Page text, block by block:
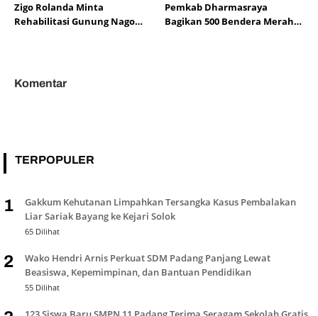
Zigo Rolanda Minta
Rehabilitasi Gunung Nago
Pemkab Dharmasraya
Bagikan 500 Bendera Merah
Komentar
TERPOPULER
1
Gakkum Kehutanan Limpahkan Tersangka Kasus Pembalakan
Liar Sariak Bayang ke Kejari Solok
65 Dilihat
2
Wako Hendri Arnis Perkuat SDM Padang Panjang Lewat
Beasiswa, Kepemimpinan, dan Bantuan Pendidikan
55 Dilihat